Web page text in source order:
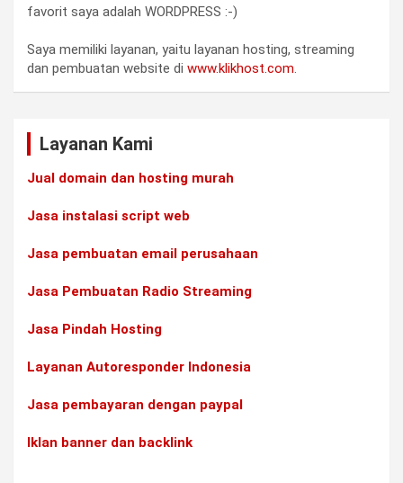
favorit saya adalah WORDPRESS :-)
Saya memiliki layanan, yaitu layanan hosting, streaming
dan pembuatan website di www.klikhost.com.
Layanan Kami
Jual domain dan hosting murah
Jasa instalasi script web
Jasa pembuatan email perusahaan
Jasa Pembuatan Radio Streaming
Jasa Pindah Hosting
Layanan Autoresponder Indonesia
Jasa pembayaran dengan paypal
Iklan banner dan backlink